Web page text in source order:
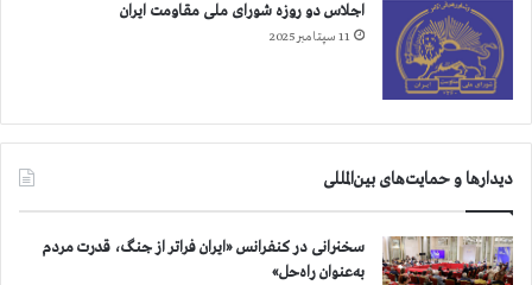
اجلاس دو روزه شورای ملی مقاومت ایران
11 سپتامبر 2025
دیدارها و حمایت‌های بین‌المللی
سخنرانی در کنفرانس «ایران فراتر از جنگ، قدرت مردم
به‌عنوان راه‌حل»